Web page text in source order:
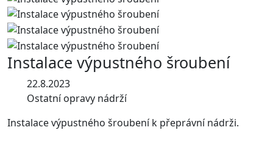
Instalace výpustného šroubení
22.8.2023
Ostatní opravy nádrží
Instalace výpustného šroubení k přeprávní nádrži.